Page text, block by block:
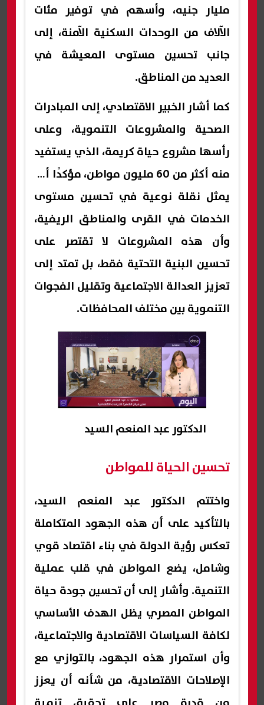
مليار جنيه، وأسهم في توفير مئات
الآلاف من الوحدات السكنية الآمنة، إلى
جانب تحسين مستوى المعيشة في
العديد من المناطق.
كما أشار الخبير الاقتصادي، إلى المبادرات
الصحية والمشروعات التنموية، وعلى
رأسها مشروع حياة كريمة، الذي يستفيد
منه أكثر من 60 مليون مواطن، مؤكدًا أنه
يمثل نقلة نوعية في تحسين مستوى
الخدمات في القرى والمناطق الريفية،
وأن هذه المشروعات لا تقتصر على
تحسين البنية التحتية فقط، بل تمتد إلى
تعزيز العدالة الاجتماعية وتقليل الفجوات
التنموية بين مختلف المحافظات.
الدكتور عبد المنعم السيد
تحسين الحياة للمواطن
واختتم الدكتور عبد المنعم السيد،
بالتأكيد على أن هذه الجهود المتكاملة
تعكس رؤية الدولة في بناء اقتصاد قوي
وشامل، يضع المواطن في قلب عملية
التنمية. وأشار إلى أن تحسين جودة حياة
المواطن المصري يظل الهدف الأساسي
لكافة السياسات الاقتصادية والاجتماعية،
وأن استمرار هذه الجهود، بالتوازي مع
الإصلاحات الاقتصادية، من شأنه أن يعزز